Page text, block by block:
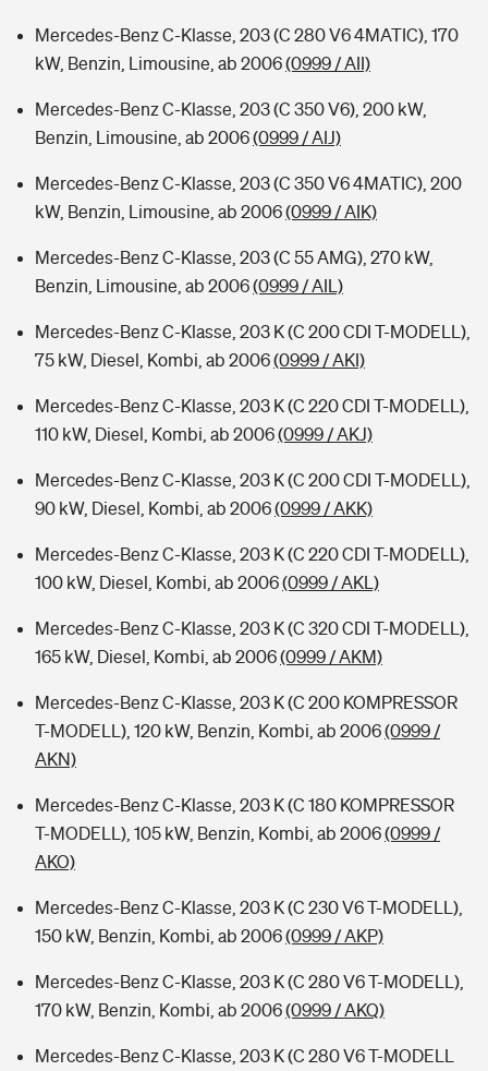
Mercedes-Benz C-Klasse, 203 (C 280 V6 4MATIC), 170
kW, Benzin, Limousine, ab 2006(0999 / AII)
Mercedes-Benz C-Klasse, 203 (C 350 V6), 200 kW,
Benzin, Limousine, ab 2006(0999 / AIJ)
Mercedes-Benz C-Klasse, 203 (C 350 V6 4MATIC), 200
kW, Benzin, Limousine, ab 2006(0999 / AIK)
Mercedes-Benz C-Klasse, 203 (C 55 AMG), 270 kW,
Benzin, Limousine, ab 2006(0999 / AIL)
Mercedes-Benz C-Klasse, 203 K (C 200 CDI T-MODELL),
75 kW, Diesel, Kombi, ab 2006(0999 / AKI)
Mercedes-Benz C-Klasse, 203 K (C 220 CDI T-MODELL),
110 kW, Diesel, Kombi, ab 2006(0999 / AKJ)
Mercedes-Benz C-Klasse, 203 K (C 200 CDI T-MODELL),
90 kW, Diesel, Kombi, ab 2006(0999 / AKK)
Mercedes-Benz C-Klasse, 203 K (C 220 CDI T-MODELL),
100 kW, Diesel, Kombi, ab 2006(0999 / AKL)
Mercedes-Benz C-Klasse, 203 K (C 320 CDI T-MODELL),
165 kW, Diesel, Kombi, ab 2006(0999 / AKM)
Mercedes-Benz C-Klasse, 203 K (C 200 KOMPRESSOR
T-MODELL), 120 kW, Benzin, Kombi, ab 2006(0999 /
AKN)
Mercedes-Benz C-Klasse, 203 K (C 180 KOMPRESSOR
T-MODELL), 105 kW, Benzin, Kombi, ab 2006(0999 /
AKO)
Mercedes-Benz C-Klasse, 203 K (C 230 V6 T-MODELL),
150 kW, Benzin, Kombi, ab 2006(0999 / AKP)
Mercedes-Benz C-Klasse, 203 K (C 280 V6 T-MODELL),
170 kW, Benzin, Kombi, ab 2006(0999 / AKQ)
Mercedes-Benz C-Klasse, 203 K (C 280 V6 T-MODELL